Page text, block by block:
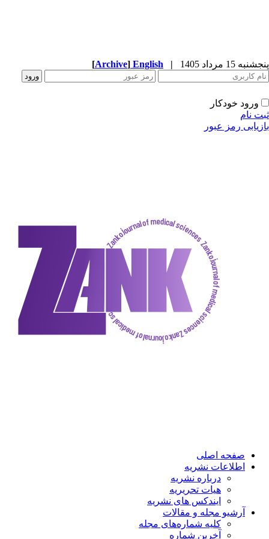
|
English
[Archive
عبور
اصلی
نشریه
درباره نشریه
هیات تحریریه
ایندکس های نشریه
مجله و مقالات
کلیه شماره‌های مجله
آخرین شماره